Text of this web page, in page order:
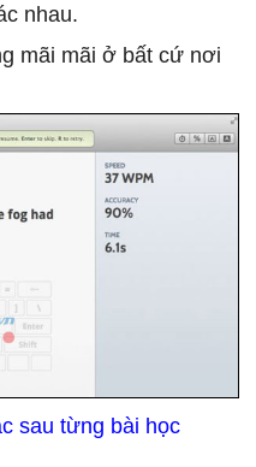
nhau.
mãi mãi ở bất cứ nơi
sau từng bài học